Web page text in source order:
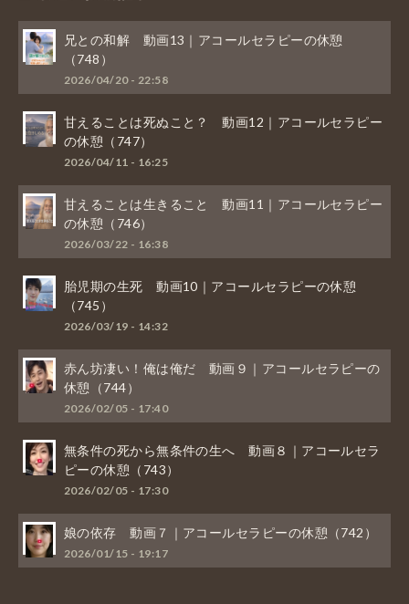
兄との和解 動画13｜アコールセラピーの休憩
（748）
2026/04/20 - 22:58
甘えることは死ぬこと？ 動画12｜アコールセラピー
の休憩（747）
2026/04/11 - 16:25
甘えることは生きること 動画11｜アコールセラピー
の休憩（746）
2026/03/22 - 16:38
胎児期の生死 動画10｜アコールセラピーの休憩
（745）
2026/03/19 - 14:32
赤ん坊凄い！俺は俺だ 動画９｜アコールセラピーの
休憩（744）
2026/02/05 - 17:40
無条件の死から無条件の生へ 動画８｜アコールセラ
ピーの休憩（743）
2026/02/05 - 17:30
娘の依存 動画７｜アコールセラピーの休憩（742）
2026/01/15 - 19:17